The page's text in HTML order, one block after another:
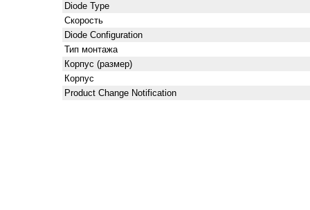
Diode Type
Скорость
Diode Configuration
Тип монтажа
Корпус (размер)
Корпус
Product Change Notification